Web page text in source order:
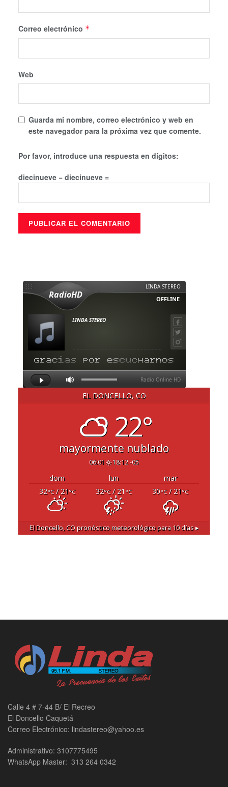
Correo electrónico *
Web
Guarda mi nombre, correo electrónico y web en
este navegador para la próxima vez que comente.
Por favor, introduce una respuesta en dígitos:
diecinueve − diecinueve =
EL DONCELLO, CO
22°
mayormente nublado
06:01 18:12 -05
dom lun
mar
32°C/ 21 °C 32°C/ 21 °C 30°C/ 21 °C
El Doncello, COpronóstico meteorológico para 10 días ▸
Calle 4 # 7-44 B/ El Recreo
El Doncello Caquetá
Correo Electrónico: lindastereo@yahoo.es
Administrativo: 3107775495
WhatsApp Master: 313 264 0342